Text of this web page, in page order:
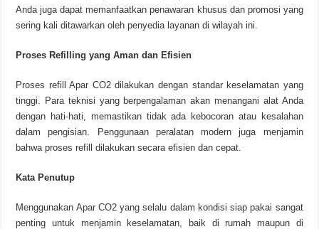
Anda juga dapat memanfaatkan penawaran khusus dan promosi yang
sering kali ditawarkan oleh penyedia layanan di wilayah ini.
Proses Refilling yang Aman dan Efisien
Proses refill Apar CO2 dilakukan dengan standar keselamatan yang
tinggi. Para teknisi yang berpengalaman akan menangani alat Anda
dengan hati-hati, memastikan tidak ada kebocoran atau kesalahan
dalam pengisian. Penggunaan peralatan modern juga menjamin
bahwa proses refill dilakukan secara efisien dan cepat.
Kata Penutup
Menggunakan Apar CO2 yang selalu dalam kondisi siap pakai sangat
penting untuk menjamin keselamatan, baik di rumah maupun di